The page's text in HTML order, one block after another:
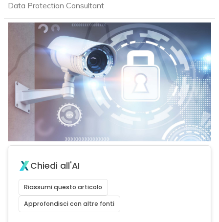
Data Protection Consultant
Chiedi all'AI
Riassumi questo articolo
Approfondisci con altre fonti